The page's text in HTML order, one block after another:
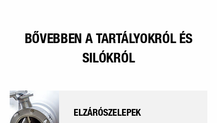
BŐVEBBEN A TARTÁLYOKRÓL ÉS
SILÓKRÓL
ELZÁRÓSZELEPEK